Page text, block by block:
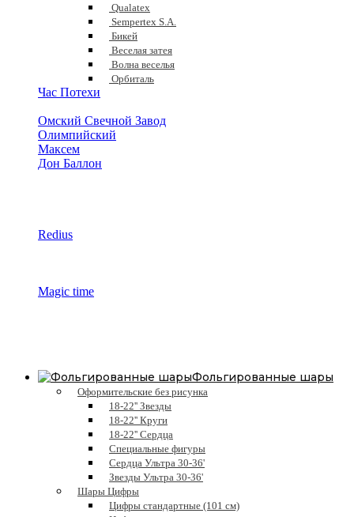
Qualatex
Sempertex S.A.
Бикей
Веселая затея
Волна веселья
Орбиталь
Час Потехи
Омский Свечной Завод
Олимпийский
Максем
Дон Баллон
Redius
Magic time
Фольгированные шары
Оформительские без рисунка
18-22'' Звезды
18-22'' Круги
18-22'' Сердца
Специальные фигуры
Сердца Ультра 30-36'
Звезды Ультра 30-36'
Шары Цифры
Цифры стандартные (101 см)